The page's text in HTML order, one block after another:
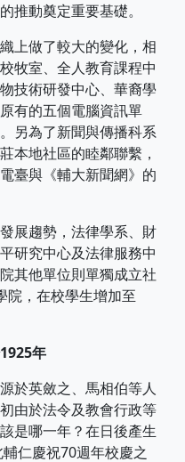
推動奠定重要基礎。
做了較大的變化，相
牧室、全人教育課程中
技術研發中心、華裔學
有的五個電腦資訊單
另為了新聞與傳播科系
本地社區的睦鄰聯繫，
臺與《輔大新聞網》的
趨勢，法律學系、財
研究中心及法律服務中
其他單位則單獨成立社
院，在校學生增加至
年
英斂之、馬相伯等人
由於法令及教會行政等
是哪一年？在日後產生
仁慶祝70週年校慶之